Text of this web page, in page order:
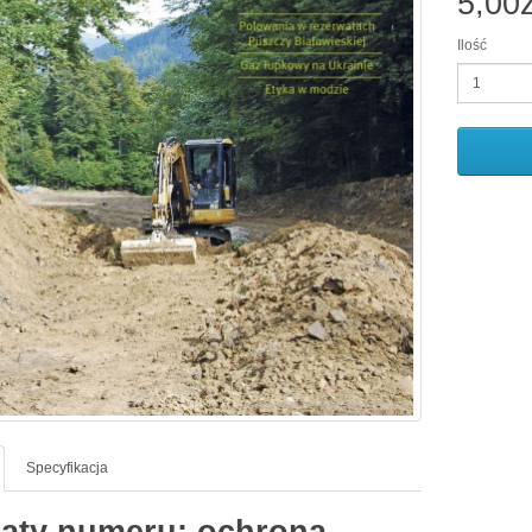
Specyfikacja
Ilość